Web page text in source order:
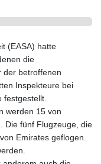
(EASA) hatte
die
der betroffenen
Inspekteure bei
festgestellt.
werden 15 von
Die fünf Flugzeuge, die
Emirates geflogen.